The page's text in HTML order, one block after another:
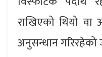
राखिएको थियो वा
अनुसन्धान गरिरहेको